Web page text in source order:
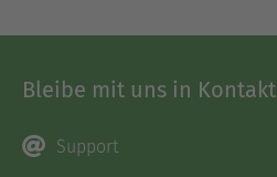
Bleibe mit uns in Kontakt
Support